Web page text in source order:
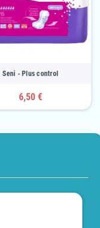
Seni - Plus control
6,50 €